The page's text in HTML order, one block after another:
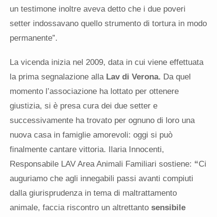
un testimone inoltre aveva detto che i due poveri
setter indossavano quello strumento di tortura in modo
permanente”.
La vicenda inizia nel 2009, data in cui viene effettuata
la prima segnalazione allaLav di Verona. Da quel
momento l’associazione ha lottato per ottenere
giustizia, si è presa cura dei due setter e
successivamente ha trovato per ognuno di loro una
nuova casa in famiglie amorevoli: oggi si può
finalmente cantare vittoria. Ilaria Innocenti,
Responsabile LAV Area Animali Familiari sostiene: “Ci
auguriamo che agli innegabili passi avanti compiuti
dalla giurisprudenza in tema di maltrattamento
animale, faccia riscontro un altrettanto sensibile